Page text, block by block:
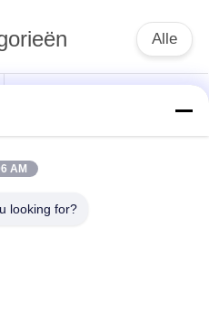
Alle
het Airjetweefgetouw
AM
looking for?